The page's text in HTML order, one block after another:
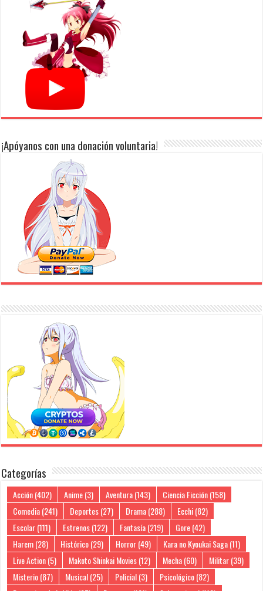
¡Apóyanos con una donación voluntaria!
Categorías
Acción(402) Anime(3) Aventura(143) Ciencia Ficción(158)
Comedia(241) Deportes(27) Drama(288) Ecchi(82)
Escolar(111) Estrenos(122) Fantasía(219) Gore(42)
Harem(28) Histórico(29) Horror(49) Kara no Kyoukai Saga(11)
Live Action(5) Makoto Shinkai Movies(12) Mecha(60) Militar(39)
Misterio(87) Musical(25) Policial(3) Psicológico(82)